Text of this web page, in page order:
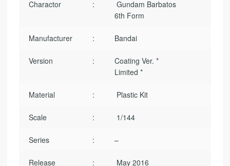
Charactor :
Gundam Barbatos
6th Form
Manufacturer : Bandai
Version :
Coating Ver. *
Limited *
Material : Plastic Kit
Scale : 1/144
Series : –
Release
: May 2016